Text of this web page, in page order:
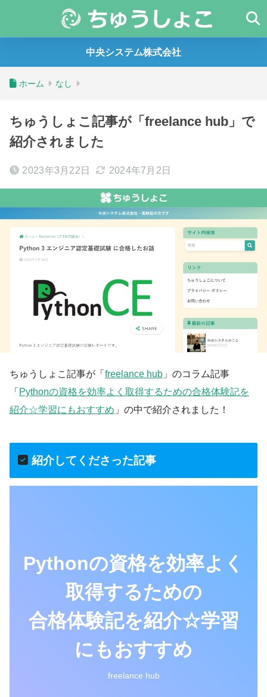
中央システム株式会社
ホーム なし
ちゅうしょこ記事が「freelance hub」で
紹介されました
2023年3月22日 2024年7月2日
ちゅうしょこ記事が「 freelance hub 」のコラム記事
「 Pythonの資格を効率よく取得するための合格体験記を
紹介☆学習にもおすすめ 」の中で紹介されました！
紹介してくださった記事
Pythonの資格を効率よく
取得するための
合格体験記を紹介☆学習
にもおすすめ
freelance hub